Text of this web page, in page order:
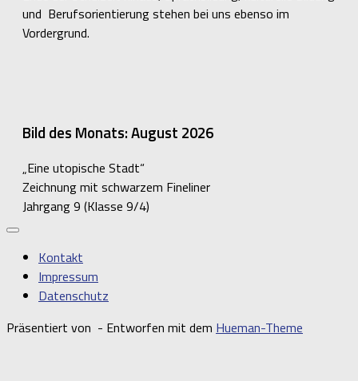
und Berufsorientierung stehen bei uns ebenso im
Vordergrund.
Bild des Monats: August 2026
„Eine utopische Stadt“
Zeichnung mit schwarzem Fineliner
Jahrgang 9 (Klasse 9/4)
Kontakt
Impressum
Datenschutz
Präsentiert von - Entworfen mit dem Hueman-Theme